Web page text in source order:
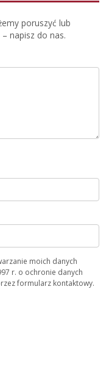
poruszyć lub
– napisz do nas.
moich danych
r. o ochronie danych
formularz kontaktowy.